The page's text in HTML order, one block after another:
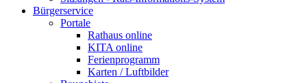
Bürgerservice
Portale
Rathaus online
KITA online
Ferienprogramm
Karten / Luftbilder